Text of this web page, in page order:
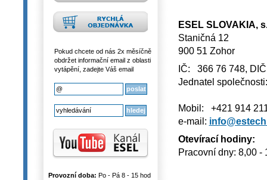
Pokud chcete od nás 2x měsíčně
obdržet informační email z oblasti
vytápění, zadejte Váš email
Provozní doba: Po - Pá 8 - 15 hod
ESEL SLOVAKIA,
Staničná 12
900 51 Zohor
IČ: 366 76 748,
Jednatel
Mobil: +421 914
e-mail:
Otevírací hodiny:
Pracovní dny: 8,00 -